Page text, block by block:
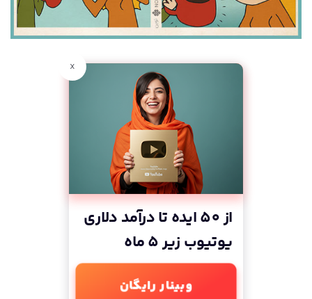
x
از 50 ایده تا درآمد دلاری
یوتیوب زیر 5 ماه
وبینار رایگان